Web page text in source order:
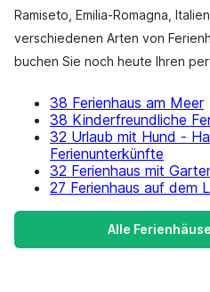
Ramiseto, Emilia-Romagna,
verschiedenen Arten von
buchen Sie noch heute Ihren
38 Ferienhaus am Meer
38 Kinderfreundliche
32 Urlaub mit Hund -
Ferienunterkünfte
32 Ferienhaus mit
27 Ferienhaus auf dem
Alle